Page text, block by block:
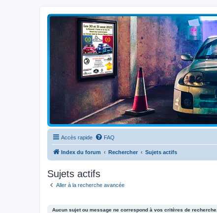
Clio V6 Passion
Le site français des passionnés de Clio V6
Accès rapide FAQ
Index du forum Rechercher Sujets actifs
Sujets actifs
Aller à la recherche avancée
Aucun sujet ou message ne correspond à vos critères de recherche.